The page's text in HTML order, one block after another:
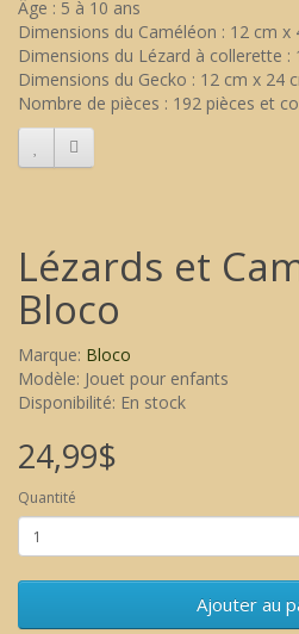
Âge : 5 à 10 ans
Dimensions du Caméléon : 12 cm x
Dimensions du Lézard à collerette :
Dimensions du Gecko : 12 cm x 24
Nombre de pièces : 192 pièces et
Lézards et
Bloco
Marque: Bloco
Modèle: Jouet pour enfants
Disponibilité: En stock
24,99$
Quantité
Ajouter au